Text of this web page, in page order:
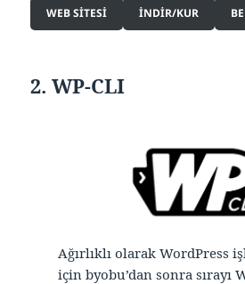
WEB SITESI INDIR/KUR
2. WP-CLI
Ağırlıklı olarak WordPress
için byobu’dan sonra sırayı